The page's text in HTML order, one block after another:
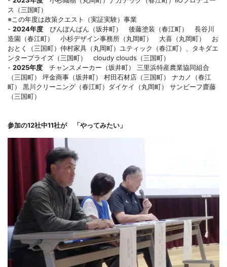
ス（三国町）
※この年度は政策クエスト（実証実験）事業
- 2024年度 ぴんぽんぱん（坂井町） 後藤塗装（春江町） 長谷川
造園（春江町） 小杉デザイン事務所（丸岡町） 大喜（丸岡町） お
おとく（三国町）仲村家具（丸岡町）ユティック（春江町）、タキダエ
ンタープライズ（三国町） cloudy clouds（三国町）
- 2025年度 チャンスメーカー（坂井町） 三里浜特産農業協同組合
（三国町） 坪金商事（坂井町） 村田石材店（三国町） ナカノ（春江
町） 黒川クリーニング（春江町）ダイケイ（丸岡町） サンビーフ齋藤
（三国町）
参加の12社中11社が 「やってみたい」